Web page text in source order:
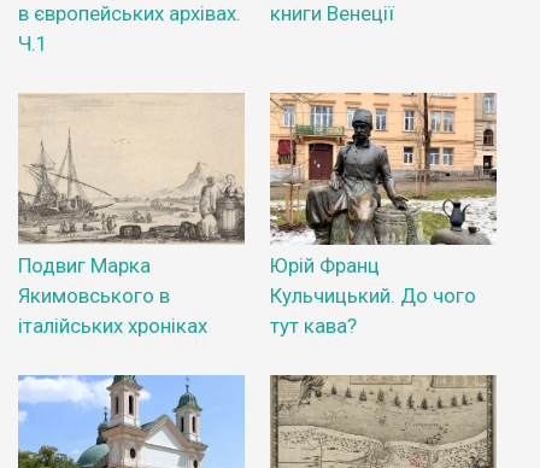
в європейських архівах.
Ч.1
книги Венеції
Подвиг Марка
Якимовського в
італійських хроніках
Юрій Франц
Кульчицький. До чого
тут кава?